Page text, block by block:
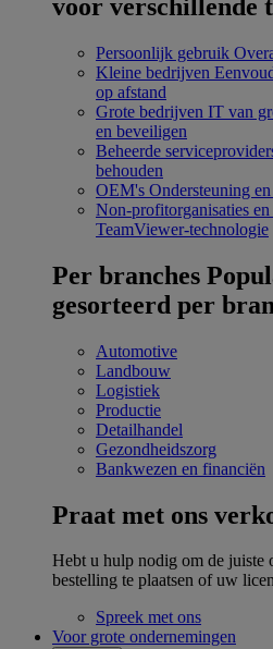
voor verschillende
Persoonlijk gebruik
Kleine bedrijven
op afstand
Grote bedrijven IT van
en beveiligen
Beheerde
behouden
OEM's Ondersteuning
Non-profitorganisaties
TeamViewer-technologie
Per branches
gesorteerd per
Automotive
Landbouw
Logistiek
Productie
Detailhandel
Gezondheidszorg
Bankwezen en financiën
Praat met ons
Hebt u hulp nodig om de juiste
bestelling te plaatsen of uw
Spreek met ons
Voor grote ondernemingen